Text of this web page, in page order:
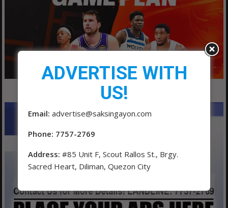
ADVERTISE WITH
US!
Email: advertise@saksingayon.com
Phone: 7757-2769
Address: #85 Unit F, Scout Rallos St., Brgy.
Sacred Heart, Diliman, Quezon City